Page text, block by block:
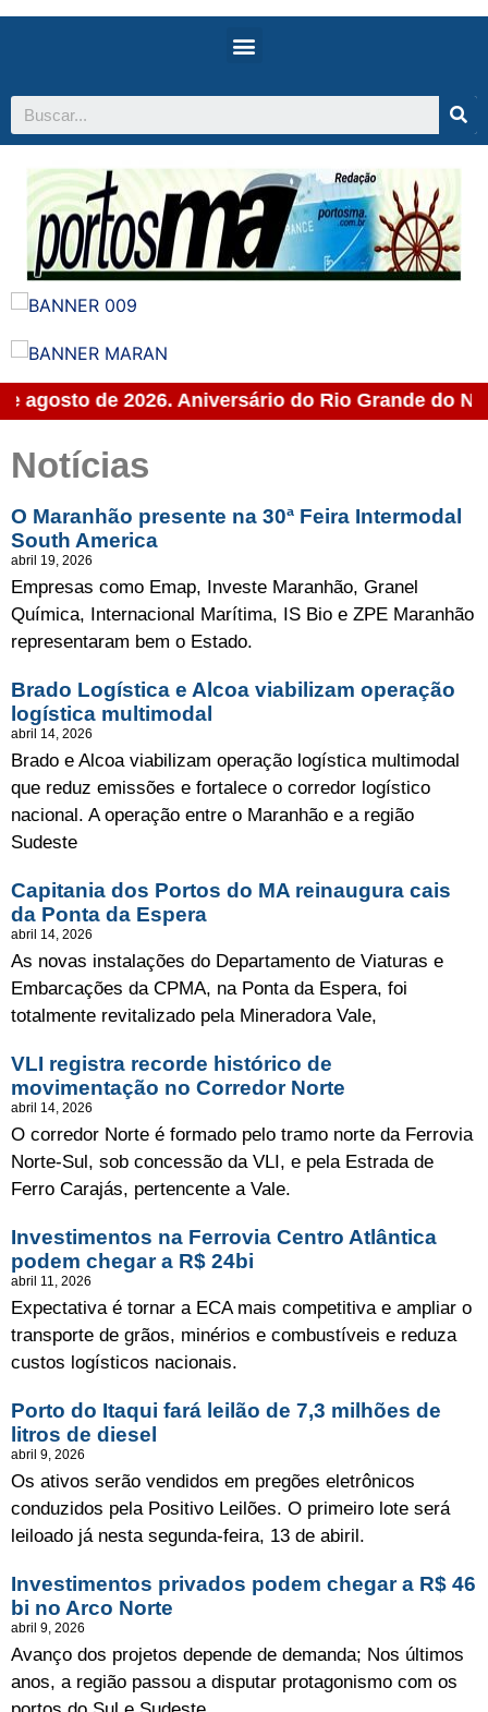
agosto de 2026. Aniversário do Rio Grande do
Notícias
O Maranhão presente na 30ª Feira Intermodal
South America
abril 19, 2026
Empresas como Emap, Investe Maranhão, Granel
Química, Internacional Marítima, IS Bio e ZPE Maranhão
representaram bem o Estado.
Brado Logística e Alcoa viabilizam operação
logística multimodal
abril 14, 2026
Brado e Alcoa viabilizam operação logística multimodal
que reduz emissões e fortalece o corredor logístico
nacional. A operação entre o Maranhão e a região
Sudeste
Capitania dos Portos do MA reinaugura cais
da Ponta da Espera
abril 14, 2026
As novas instalações do Departamento de Viaturas e
Embarcações da CPMA, na Ponta da Espera, foi
totalmente revitalizado pela Mineradora Vale,
VLI registra recorde histórico de
movimentação no Corredor Norte
abril 14, 2026
O corredor Norte é formado pelo tramo norte da Ferrovia
Norte-Sul, sob concessão da VLI, e pela Estrada de
Ferro Carajás, pertencente a Vale.
Investimentos na Ferrovia Centro Atlântica
podem chegar a R$ 24bi
abril 11, 2026
Expectativa é tornar a ECA mais competitiva e ampliar o
transporte de grãos, minérios e combustíveis e reduza
custos logísticos nacionais.
Porto do Itaqui fará leilão de 7,3 milhões de
litros de diesel
abril 9, 2026
Os ativos serão vendidos em pregões eletrônicos
conduzidos pela Positivo Leilões. O primeiro lote será
leiloado já nesta segunda-feira, 13 de abiril.
Investimentos privados podem chegar a R$ 46
bi no Arco Norte
abril 9, 2026
Avanço dos projetos depende de demanda; Nos últimos
anos, a região passou a disputar protagonismo com os